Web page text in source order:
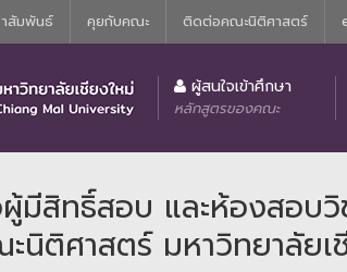
าสัมพันธ์ คุยกับคณะ ติดต่อคณะนิติศาสตร์
ผู้สนใจเข้าศึกษา
หลักสูตรของคณะ
มีสิทธิ์สอบ และห้องสอบวิ
นิติศาสตร์ มหาวิทยาลัยเ